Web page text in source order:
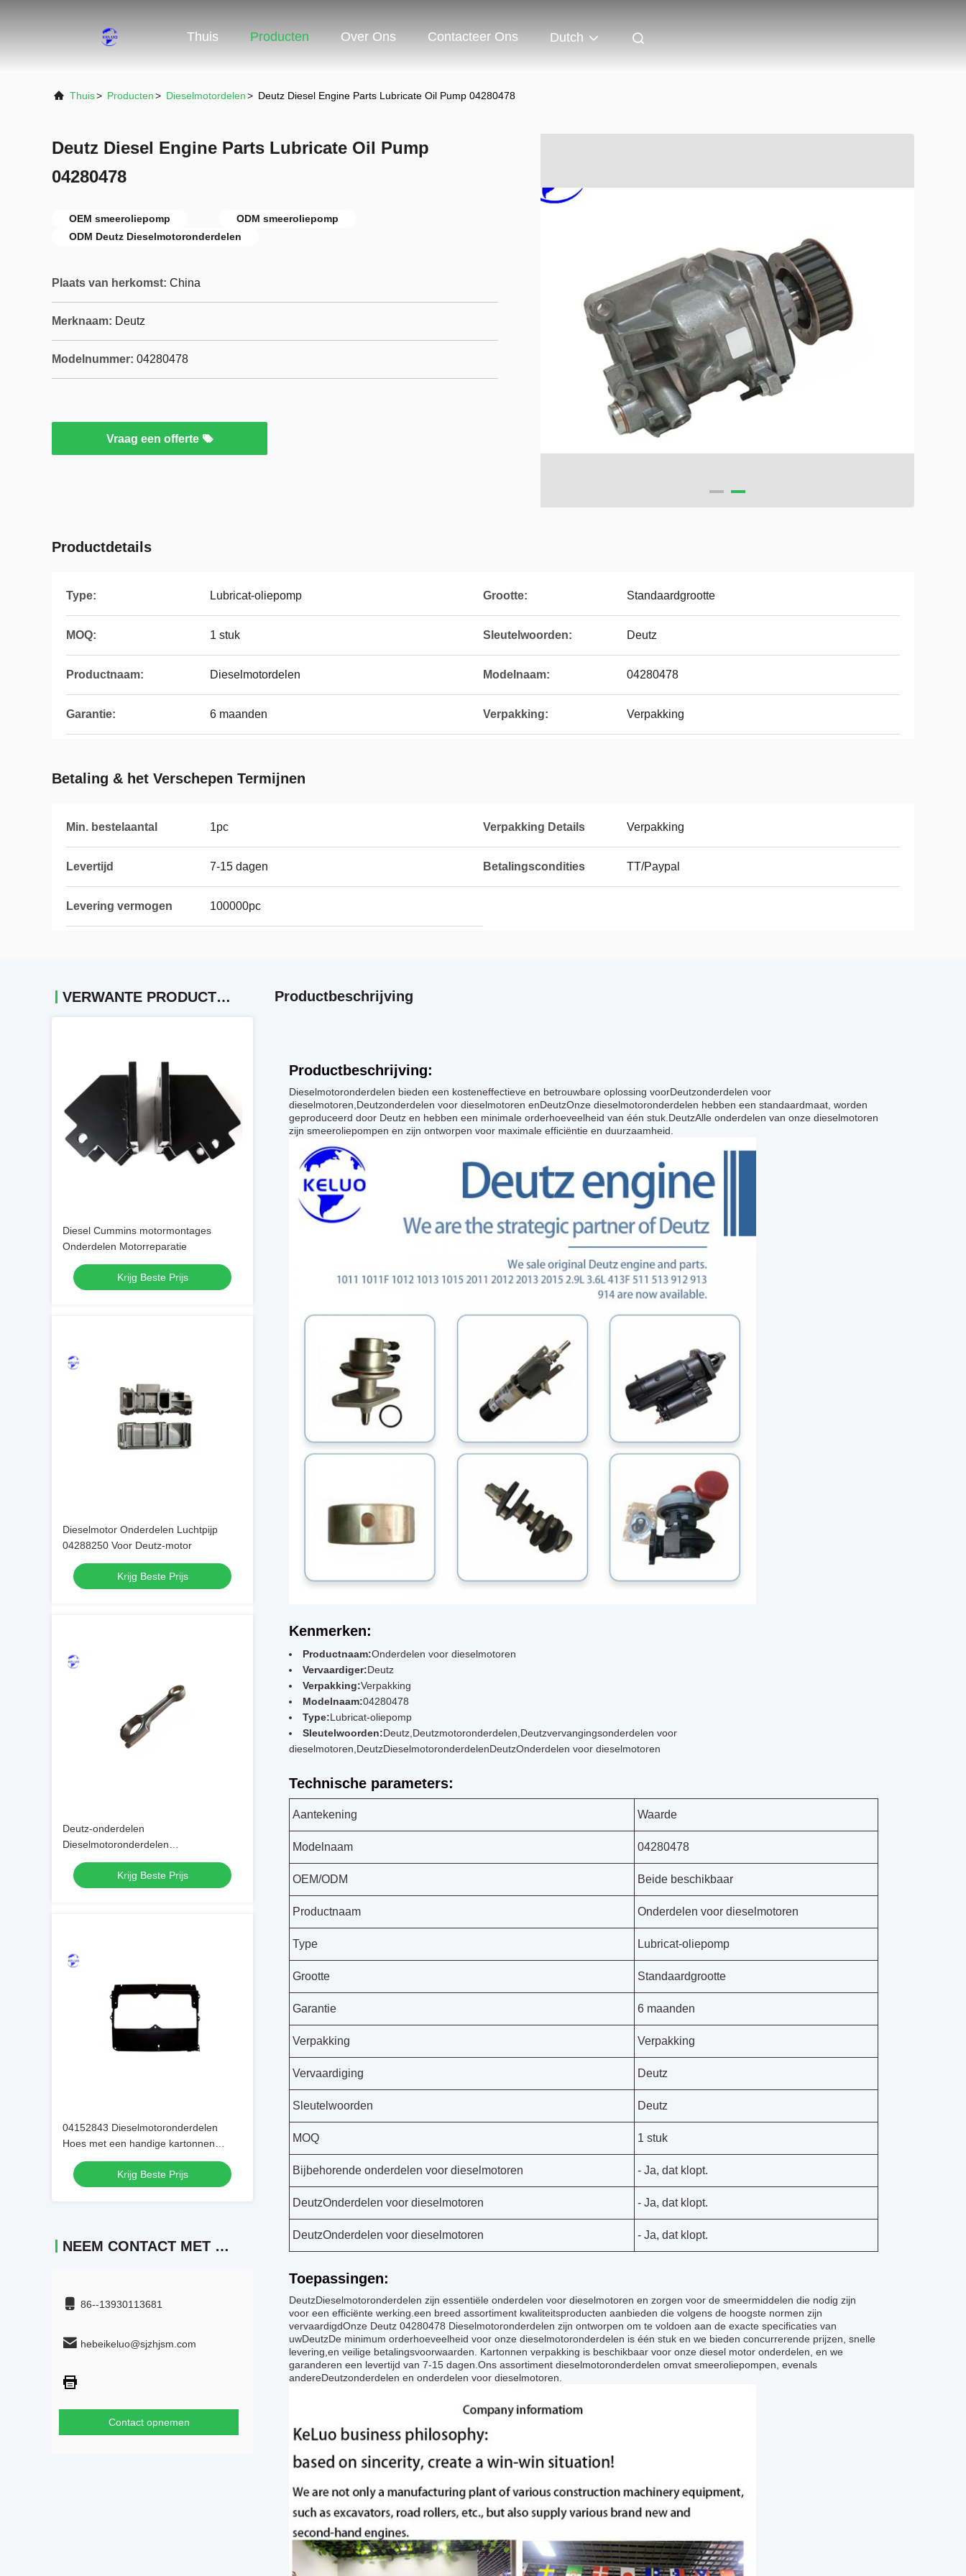
Thuis Producten Over Ons Contacteer Ons Dutch
Thuis> Producten> Dieselmotordelen> Deutz Diesel Engine Parts Lubricate Oil Pump 04280478
Deutz Diesel Engine Parts Lubricate Oil Pump
04280478
OEM smeeroliepomp
ODM smeeroliepomp
ODM Deutz Dieselmotoronderdelen
Plaats van herkomst: China
Merknaam: Deutz
Modelnummer: 04280478
Vraag een offerte
Productdetails
Type: Lubricat-oliepomp Grootte: Standaardgrootte
MOQ: 1 stuk Sleutelwoorden: Deutz
Productnaam: Dieselmotordelen Modelnaam: 04280478
Garantie: 6 maanden Verpakking: Verpakking
Betaling & het Verschepen Termijnen
Min. bestelaantal 1pc Verpakking Details Verpakking
Levertijd 7-15 dagen Betalingscondities TT/Paypal
Levering vermogen 100000pc
VERWANTE PRODUCTEN
Diesel Cummins motormontages
Onderdelen Motorreparatie
Krijg Beste Prijs
Dieselmotor Onderdelen Luchtpijp
04288250 Voor Deutz-motor
Krijg Beste Prijs
Deutz-onderdelen
Dieselmotoronderdelen
Verbindingsstaaf voor
standaardtoepassingen
Krijg Beste Prijs
04152843 Dieselmotoronderdelen
Hoes met een handige kartonnen
verpakking
Krijg Beste Prijs
NEEM CONTACT MET ONS OP
86--13930113681
hebeikeluo@sjzhjsm.com
Contact opnemen
Productbeschrijving
Productbeschrijving:
Dieselmotoronderdelen bieden een kosteneffectieve en betrouwbare oplossing voorDeutzonderdelen voor
dieselmotoren, Deutzonderdelen voor dieselmotoren enDeutzOnze dieselmotoronderdelen hebben een standaardmaat, worden
geproduceerd door Deutz en hebben een minimale orderhoeveelheid van één stuk. DeutzAlle onderdelen van onze dieselmotoren
zijn smeeroliepompen en zijn ontworpen voor maximale efficiëntie en duurzaamheid.
Kenmerken:
Productnaam:Onderdelen voor dieselmotoren
Vervaardiger:Deutz
Verpakking:Verpakking
Modelnaam:04280478
Type:Lubricat-oliepomp
Sleutelwoorden:Deutz, Deutzmotoronderdelen, Deutzvervangingsonderdelen voor
dieselmotoren, DeutzDieselmotoronderdelenDeutzOnderdelen voor dieselmotoren
Technische parameters:
Aantekening Waarde
Modelnaam 04280478
OEM/ODM Beide beschikbaar
Productnaam Onderdelen voor dieselmotoren
Type Lubricat-oliepomp
Grootte Standaardgrootte
Garantie 6 maanden
Verpakking Verpakking
Vervaardiging Deutz
Sleutelwoorden Deutz
MOQ 1 stuk
Bijbehorende onderdelen voor dieselmotoren - Ja, dat klopt.
DeutzOnderdelen voor dieselmotoren - Ja, dat klopt.
DeutzOnderdelen voor dieselmotoren - Ja, dat klopt.
Toepassingen:
DeutzDieselmotoronderdelen zijn essentiële onderdelen voor dieselmotoren en zorgen voor de smeermiddelen die nodig zijn
voor een efficiënte werking.een breed assortiment kwaliteitsproducten aanbieden die volgens de hoogste normen zijn
vervaardigdOnze Deutz 04280478 Dieselmotoronderdelen zijn ontworpen om te voldoen aan de exacte specificaties van
uwDeutzDe minimum orderhoeveelheid voor onze dieselmotoronderdelen is één stuk en we bieden concurrerende prijzen, snelle
levering,en veilige betalingsvoorwaarden. Kartonnen verpakking is beschikbaar voor onze diesel motor onderdelen, en we
garanderen een levertijd van 7-15 dagen.Ons assortiment dieselmotoronderdelen omvat smeeroliepompen, evenals
andereDeutzonderdelen en onderdelen voor dieselmotoren.